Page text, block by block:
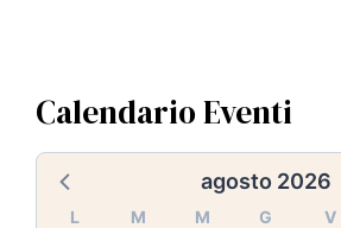
Calendario Eventi
agosto 2026
L M M G V